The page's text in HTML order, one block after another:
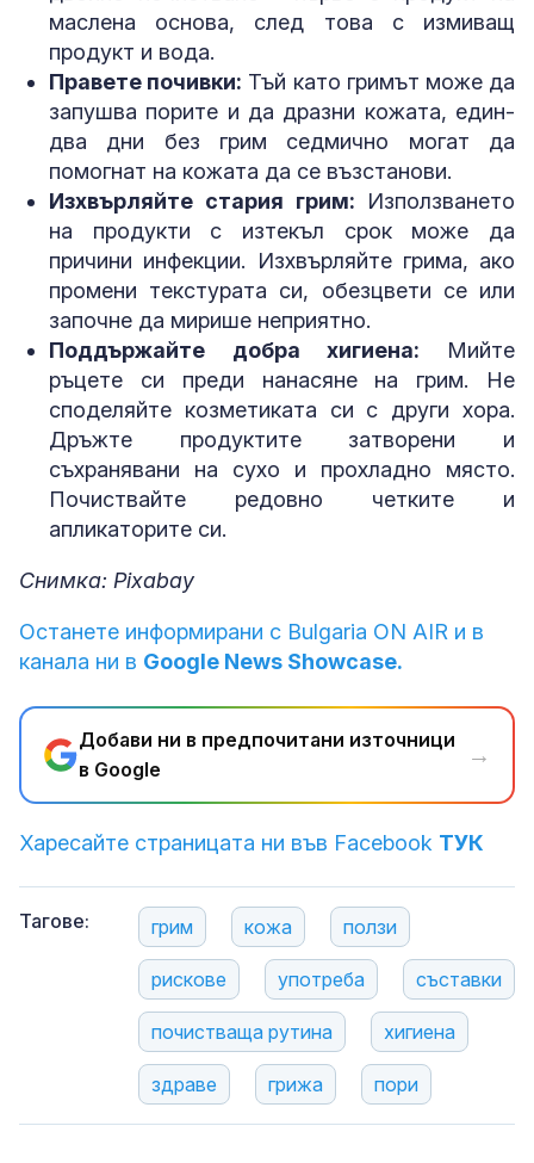
маслена основа, след това с измиващ
продукт и вода.
Правете почивки: Тъй като гримът може да
запушва порите и да дразни кожата, един-
два дни без грим седмично могат да
помогнат на кожата да се възстанови.
Изхвърляйте стария грим: Използването
на продукти с изтекъл срок може да
причини инфекции. Изхвърляйте грима, ако
промени текстурата си, обезцвети се или
започне да мирише неприятно.
Поддържайте добра хигиена: Мийте
ръцете си преди нанасяне на грим. Не
споделяйте козметиката си с други хора.
Дръжте продуктите затворени и
съхранявани на сухо и прохладно място.
Почиствайте редовно четките и
апликаторите си.
Снимка: Pixabay
Останете информирани с Bulgaria ON AIR и в
канала ни в Google News Showcase.
Добави ни в предпочитани източници
в Google
→
Харесайте страницата ни във Facebook ТУК
Тагове: грим кожа ползи
рискове употреба съставки
почистваща рутина хигиена
здраве грижа пори